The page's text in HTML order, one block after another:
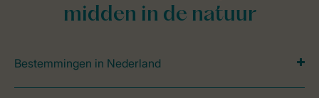
midden in de natuur
Bestemmingen in Nederland